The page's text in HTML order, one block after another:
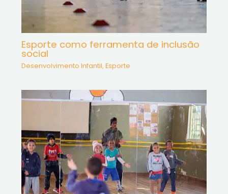
Esporte como ferramenta de inclusão
social
Desenvolvimento Infantil, Esporte